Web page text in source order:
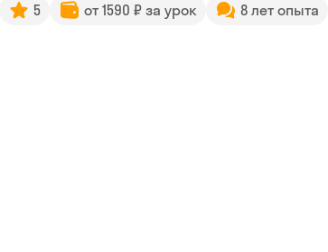
5 от 1590 ₽ за урок 8 лет опыта